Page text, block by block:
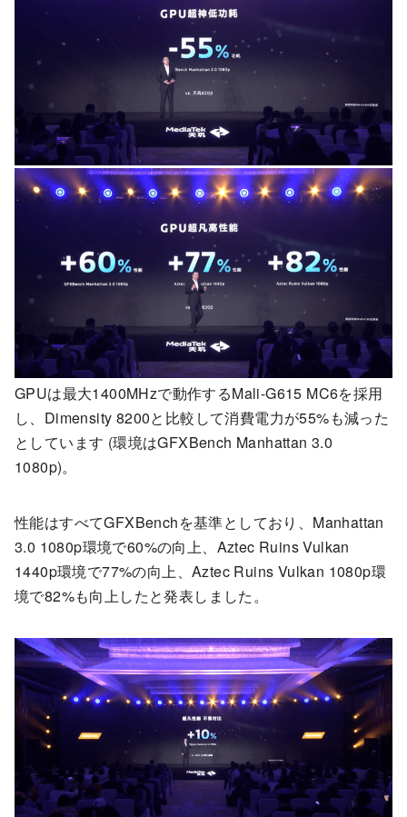
GPUは最大1400MHzで動作するMali-G615 MC6を採用
し、Dimensity 8200と比較して消費電力が55%も減った
としています (環境はGFXBench Manhattan 3.0
1080p)。
性能はすべてGFXBenchを基準としており、Manhattan
3.0 1080p環境で60%の向上、Aztec Ruins Vulkan
1440p環境で77%の向上、Aztec Ruins Vulkan 1080p環
境で82%も向上したと発表しました。